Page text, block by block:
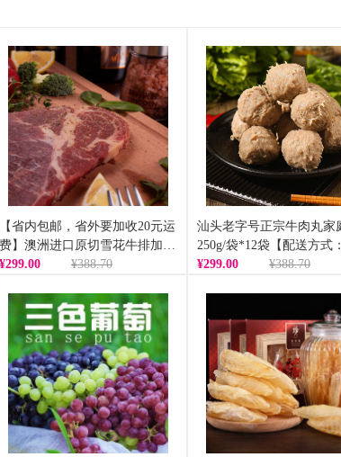
【省内包邮，省外要加收20元运
费】澳洲进口原切雪花牛排加赠
超值组120克/片*10片【提货
¥299.00 ¥388.70
汕头老字号正宗牛肉丸家
250g/袋*12袋【配送方式
券】
¥299.00 ¥388.70